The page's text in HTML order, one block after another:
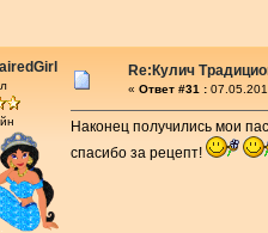
Re:Кулич
« Ответ #31 :
Наконец получились мои
спасибо за рецепт!